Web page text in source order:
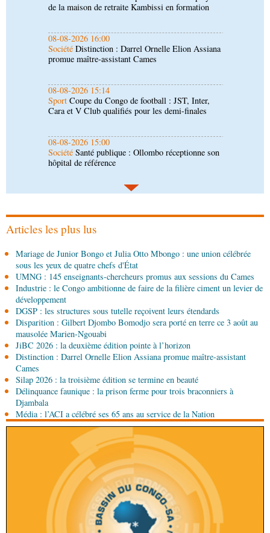
promue maître-assistant Cames
08-08-2026 15:14
SportCoupe du Congo de football : JST, Inter,
Cara et V Club qualifiés pour les demi-finales
08-08-2026 15:00
SociétéSanté publique : Ollombo réceptionne son
hôpital de référence
08-08-2026 15:00
Société Lutte contre la corruption : les
parlementaires sensibilisés
08-08-2026 14:30
+" : la liste des participants publiée
EnvironnementForêts : des techniciens formés à
l'utilisation d'un logiciel d'évaluation des
émissions
08-08-2026 01:15
Afrique-MondeCongo-Mali : les deux pays
envisagent le renforcement de leur coopération
agricole
08-08-2026 01:13
Économie Marché boursier : la Banque postale du
SociétéAccélération du développement: la
République du Congo mise sur sa diaspora
Articles les plus lus
Mariage de Junior Bongo et Julia Otto Mbongo : une union célébrée
sous les yeux de quatre chefs d'État
UMNG : 145 enseignants-chercheurs promus aux sessions du Cames
Industrie : le Congo ambitionne de faire de la filière ciment un levier de
développement
DGSP : les structures sous tutelle reçoivent leurs étendards
Disparition : Gilbert Djombo Bomodjo sera porté en terre ce 3 août au
mausolée Marien-Ngouabi
JiBC 2026 : la deuxième édition pointe à l’horizon
Distinction : Darrel Ornelle Elion Assiana promue maître-assistant
Cames
Silap 2026 : la troisième édition se termine en beauté
Délinquance faunique : la prison ferme pour trois braconniers à
Djambala
Média : l’ACI a célébré ses 65 ans au service de la Nation